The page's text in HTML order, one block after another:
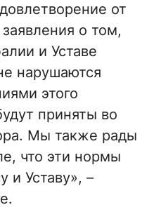
от
о том,
и Уставе
нарушаются
этого
приняты во
Мы также рады
что эти нормы
и Уставу», –